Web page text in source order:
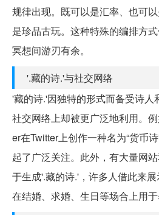
规律出现。既可以是汇率、也可
是珍品古玩。这种特殊的编排方
冥想间游刃有余。
'.藏的诗.'与社交网络
'藏的诗.'因独特的形式而备受诗人
社交网络上却被更广泛地利用。
er在Twitter上创作一种名为“货币
起了广泛关注。此外，有大量网
于生成'.藏的诗.'，许多人借此来
在结婚、求婚、生日等场合上用于